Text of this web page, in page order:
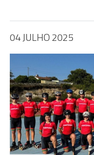
04 JULHO 2025